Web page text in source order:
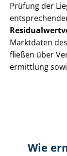
Prüfung der
Marktdaten
fließen über
ermitt­lung
Wie